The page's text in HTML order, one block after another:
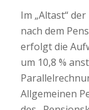
Im „Altast“
nach dem
erfolgt die
um 10,8 %
Allgemeinen